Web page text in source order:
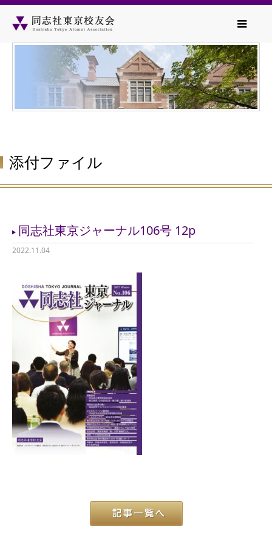
添付ファイル
同志社東京ジャーナル106号 12p
2022.11.04